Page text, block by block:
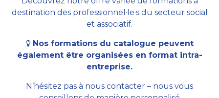
destination des professionnel·le·s du secteur social
et associatif.
Nos formations du catalogue peuvent
également être organisées en format intra-
entreprise.
N’hésitez pas à nous contacter – nous vous